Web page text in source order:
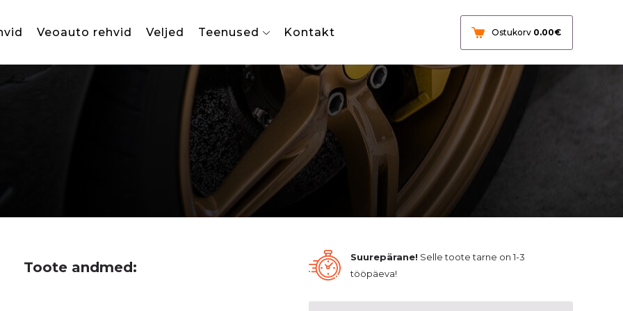
Veoauto rehvid Veljed Teenused Kontakt Ostukorv 0.00€
Toote andmed:
Suurepärane! Selle toote tarne on 1-3
tööpäeva!